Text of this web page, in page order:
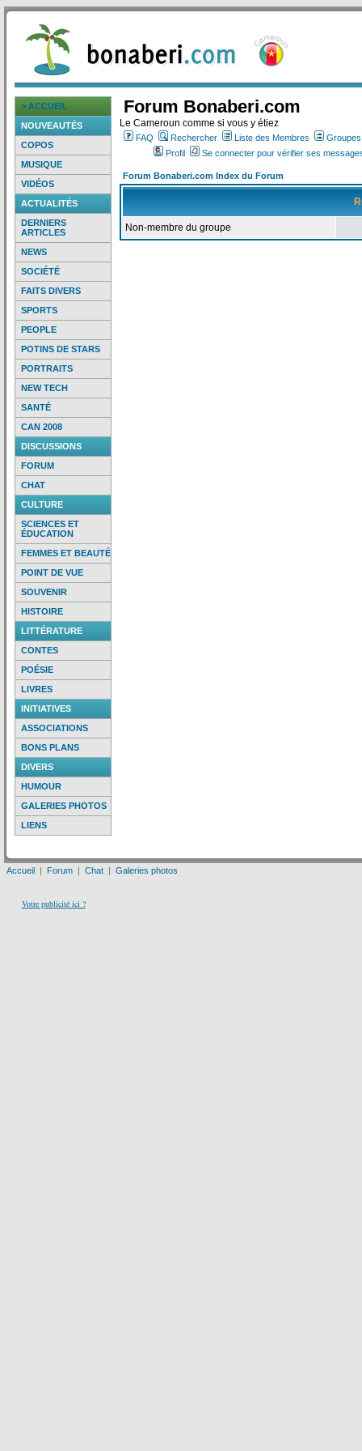
> ACCUEIL
NOUVEAUTÉS
COPOS
MUSIQUE
VIDÉOS
ACTUALITÉS
DERNIERS
ARTICLES
NEWS
SOCIÉTÉ
FAITS DIVERS
SPORTS
PEOPLE
POTINS DE STARS
PORTRAITS
NEW TECH
SANTÉ
CAN 2008
DISCUSSIONS
FORUM
CHAT
CULTURE
SCIENCES ET
ÉDUCATION
FEMMES ET BEAUTÉ
POINT DE VUE
SOUVENIR
HISTOIRE
LITTÉRATURE
CONTES
POÉSIE
LIVRES
INITIATIVES
ASSOCIATIONS
BONS PLANS
DIVERS
HUMOUR
GALERIES PHOTOS
LIENS
Forum Bonaberi.com
Le Cameroun comme si vous y étiez
FAQ Rechercher Liste des Membres
Profil
Se connecter pour vérifier ses
Forum Bonaberi.com Index du Forum
Non-membre du groupe
Accueil | Forum | Chat | Galeries photos
Votre publicité ici ?